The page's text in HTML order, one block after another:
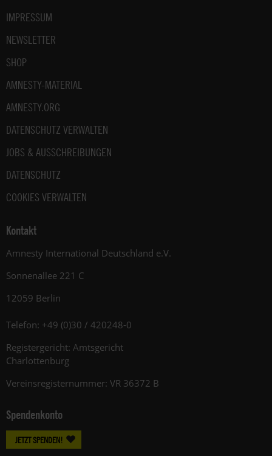
IMPRESSUM
NEWSLETTER
SHOP
AMNESTY-MATERIAL
AMNESTY.ORG
DATENSCHUTZ VERWALTEN
JOBS & AUSSCHREIBUNGEN
DATENSCHUTZ
COOKIES VERWALTEN
Kontakt
Amnesty International Deutschland e.V.
Sonnenallee 221 C
12059 Berlin
Telefon: +49 (0)30 / 420248-0
Registergericht: Amtsgericht
Charlottenburg
Vereinsregisternummer: VR 36372 B
Spendenkonto
JETZT SPENDEN!